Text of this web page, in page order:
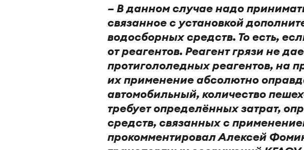
– В данном случае надо
связанное с установкой
водосборных средств. То есть,
от реагентов. Реагент грязи не
протигололедных реагентов, на
их применение абсолютно
автомобильный, количество
требует определённых затрат,
средств, связанных с
прокомментировал Алексей